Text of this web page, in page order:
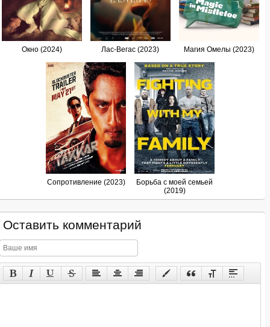
Окно (2024) Лас-Вегас (2023) Магия Омелы (2023)
Сопротивление (2023)
Борьба с моей семьей
(2019)
Оставить комментарий